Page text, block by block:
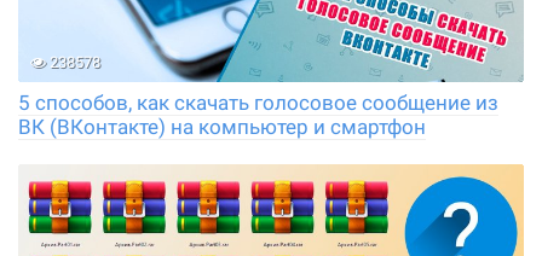
238578
5 способов, как скачать голосовое сообщение из
ВК (ВКонтакте) на компьютер и смартфон